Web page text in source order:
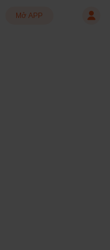
Mở APP